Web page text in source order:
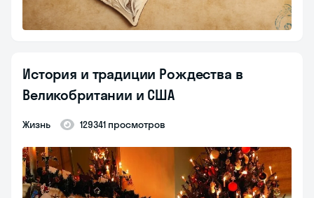
История и традиции Рождества в
Великобритании и США
Жизнь 129341 просмотров